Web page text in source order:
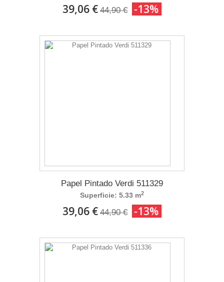
39,06 € 44,90 € -13%
Papel Pintado Verdi 511329
Superficie: 5.33 m2
39,06 € 44,90 € -13%